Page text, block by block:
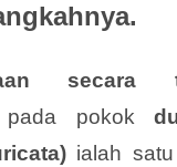
secara
pada pokok
ialah